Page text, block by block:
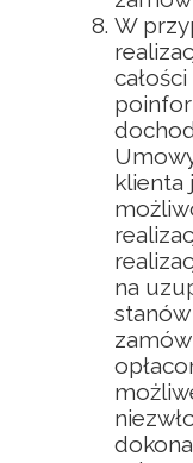
W
klienta
na